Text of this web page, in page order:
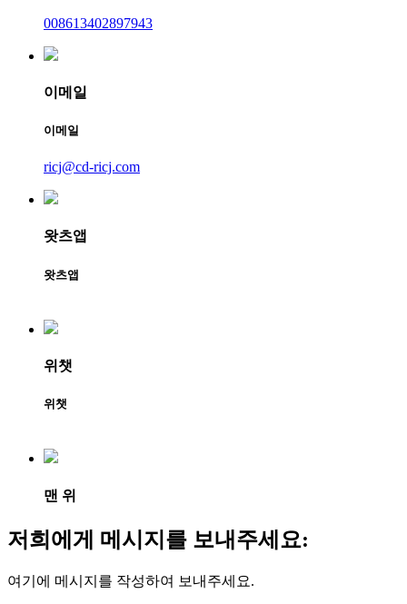
008613402897943
이메일
이메일
ricj@cd-ricj.com
왓츠앱
왓츠앱
위챗
위챗
맨 위
저희에게 메시지를 보내주세요:
여기에 메시지를 작성하여 보내주세요.